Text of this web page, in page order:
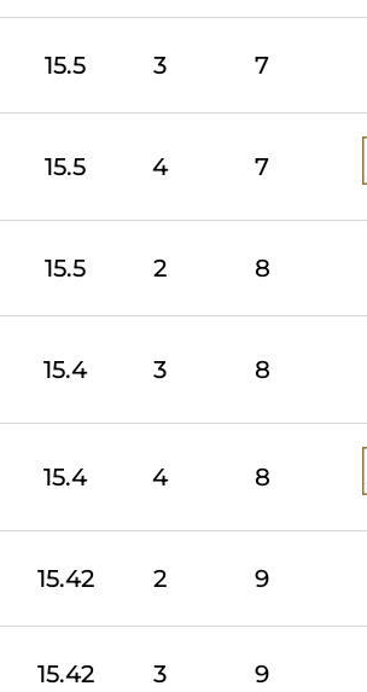
15.5 3 7
15.5 4 7
15.5 2 8
15.4 3 8
15.4 4 8
15.42 2 9
15.42 3 9